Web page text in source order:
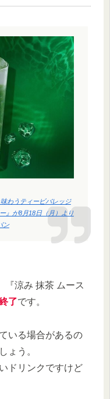
わうティービバレッジ
』が8月18日（月）より
ン
『涼み 抹茶 ムース
了です。
いる場合があるの
ょう。
ドリンクですけど